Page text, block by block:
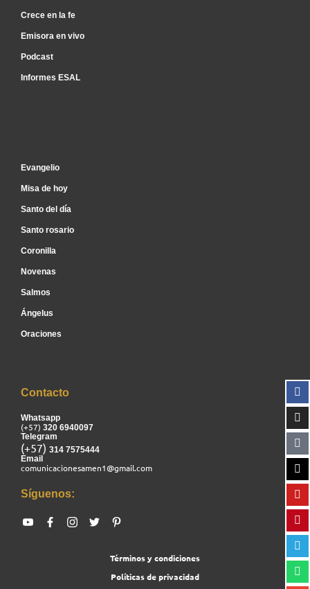
Crece en la fe
Emisora en vivo
Podcast
Informes ESAL
Evangelio
Misa de hoy
Santo del día
Santo rosario
Coronilla
Novenas
Salmos
Ángelus
Oraciones
Contacto
Whatsapp
(+57) 320 6940097
Telegram
(+57) 314 7575444
Email
comunicacionesamen1@gmail.com
Síguenos:
Términos y condiciones
Políticas de privacidad